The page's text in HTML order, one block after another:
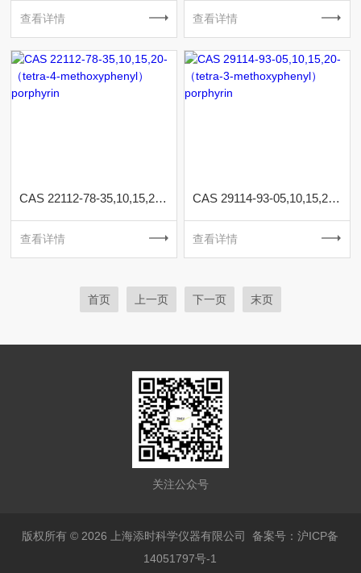
查看详情 查看详情
CAS 22112-78-35,10,15,20-（tetra-4-methoxyphenyl）porphyrin
查看详情
CAS 29114-93-05,10,15,20-（tetra-3-methoxyphenyl）porphyrin
查看详情
首页 上一页 下一页 末页
关注公众号
版权所有 © 2026 上海添时科学仪器有限公司备案号：沪ICP备
14051797号-1